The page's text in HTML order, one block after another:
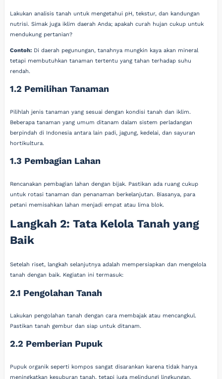
Lakukan analisis tanah untuk mengetahui pH, tekstur, dan kandungan
nutrisi. Simak juga iklim daerah Anda; apakah curah hujan cukup untuk
mendukung pertanian?
Contoh: Di daerah pegunungan, tanahnya mungkin kaya akan mineral
tetapi membutuhkan tanaman tertentu yang tahan terhadap suhu
rendah.
1.2 Pemilihan Tanaman
Pilihlah jenis tanaman yang sesuai dengan kondisi tanah dan iklim.
Beberapa tanaman yang umum ditanam dalam sistem perladangan
berpindah di Indonesia antara lain padi, jagung, kedelai, dan sayuran
hortikultura.
1.3 Pembagian Lahan
Rencanakan pembagian lahan dengan bijak. Pastikan ada ruang cukup
untuk rotasi tanaman dan penanaman berkelanjutan. Biasanya, para
petani memisahkan lahan menjadi empat atau lima blok.
Langkah 2: Tata Kelola Tanah yang
Baik
Setelah riset, langkah selanjutnya adalah mempersiapkan dan mengelola
tanah dengan baik. Kegiatan ini termasuk:
2.1 Pengolahan Tanah
Lakukan pengolahan tanah dengan cara membajak atau mencangkul.
Pastikan tanah gembur dan siap untuk ditanam.
2.2 Pemberian Pupuk
Pupuk organik seperti kompos sangat disarankan karena tidak hanya
meningkatkan kesuburan tanah, tetapi juga melindungi lingkungan.